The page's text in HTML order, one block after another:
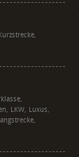
LKW, Luxus,